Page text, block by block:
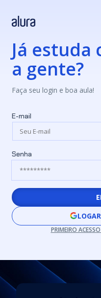
Já estuda
a gente?
Faça seu login e boa aula!
E-mail
Senha
PRIMEIRO